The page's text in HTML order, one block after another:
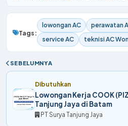
Tags:
lowongan AC perawatan
service AC
teknisi AC
SEBELUMNYA
Dibutuhkan
Lowongan Kerja COOK
Tanjung Jaya di Batam
PT Surya Tanjung Jaya